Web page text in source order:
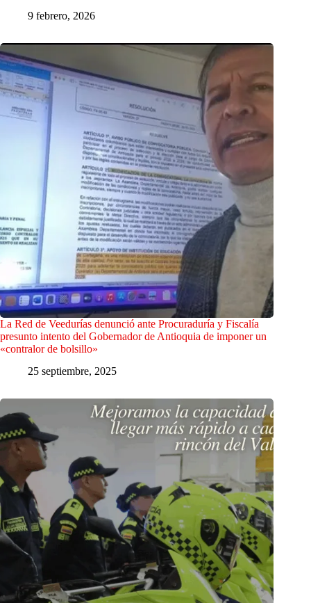
9 febrero, 2026
La Red de Veedurías denunció ante Procuraduría y Fiscalía
presunto intento del Gobernador de Antioquia de imponer un
«contralor de bolsillo»
25 septiembre, 2025